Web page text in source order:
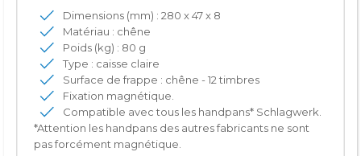
Dimensions (mm) : 280 x 47 x 8
Matériau : chêne
Poids (kg) : 80 g
Type : caisse claire
Surface de frappe : chêne - 12 timbres
Fixation magnétique.
Compatible avec tous les handpans* Schlagwerk.
*Attention les handpans des autres fabricants ne sont
pas forcément magnétique.